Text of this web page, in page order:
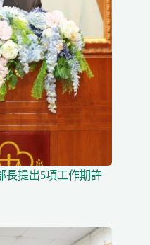
長提出5項工作期許